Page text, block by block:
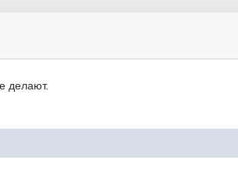
делают.